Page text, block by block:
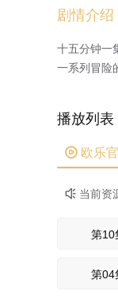
剧情介绍
十五分钟一
一系列冒险
播放列表
 欧乐
 当前资
第10
第04